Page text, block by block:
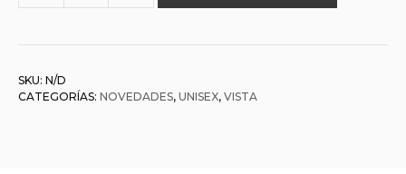
ASPASIA
SKU: N/D
CATEGORÍAS: NOVEDADES, UNISEX, VISTA